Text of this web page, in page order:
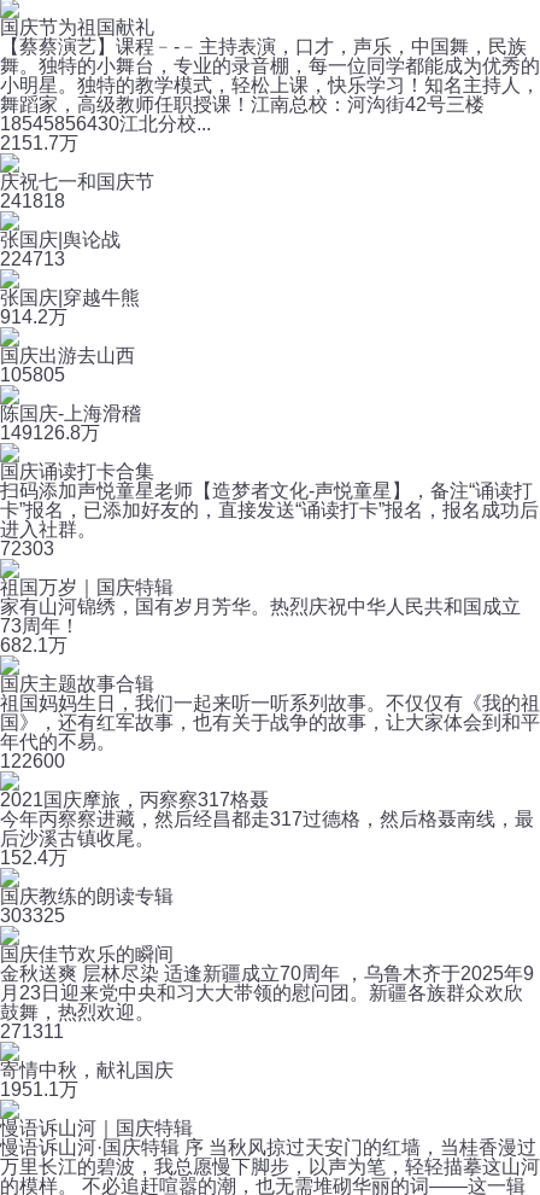
国庆节为祖国献礼
【蔡蔡演艺】课程﹣-﹣主持表演，口才，声乐，中国舞，民族
舞。独特的小舞台，专业的录音棚，每一位同学都能成为优秀的
小明星。独特的教学模式，轻松上课，快乐学习！知名主持人，
舞蹈家，高级教师任职授课！江南总校：河沟街42号三楼
18545856430江北分校...
2151.7万
庆祝七一和国庆节
241818
张国庆|舆论战
224713
张国庆|穿越牛熊
914.2万
国庆出游去山西
105805
陈国庆-上海滑稽
149126.8万
国庆诵读打卡合集
扫码添加声悦童星老师【造梦者文化-声悦童星】，备注“诵读打
卡”报名，已添加好友的，直接发送“诵读打卡”报名，报名成功后
进入社群。
72303
祖国万岁｜国庆特辑
家有山河锦绣，国有岁月芳华。热烈庆祝中华人民共和国成立
73周年！
682.1万
国庆主题故事合辑
祖国妈妈生日，我们一起来听一听系列故事。不仅仅有《我的祖
国》，还有红军故事，也有关于战争的故事，让大家体会到和平
年代的不易。
122600
2021国庆摩旅，丙察察317格聂
今年丙察察进藏，然后经昌都走317过德格，然后格聂南线，最
后沙溪古镇收尾。
152.4万
国庆教练的朗读专辑
303325
国庆佳节欢乐的瞬间
金秋送爽 层林尽染 适逢新疆成立70周年 ，乌鲁木齐于2025年9
月23日迎来党中央和习大大带领的慰问团。新疆各族群众欢欣
鼓舞，热烈欢迎。
271311
寄情中秋，献礼国庆
1951.1万
慢语诉山河｜国庆特辑
慢语诉山河·国庆特辑 序 当秋风掠过天安门的红墙，当桂香漫过
万里长江的碧波，我总愿慢下脚步，以声为笔，轻轻描摹这山河
的模样。 不必追赶喧嚣的潮，也无需堆砌华丽的词——这一辑